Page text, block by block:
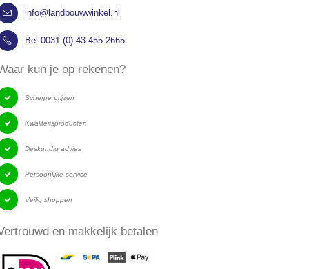
info@landbouwwinkel.nl
Bel 0031 (0) 43 455 2665
kun je op rekenen?
Scherpe prijzen
Kwaliteitsproducten
Deskundig advies
Persoonlijke service
Veilig shoppen
en makkelijk betalen